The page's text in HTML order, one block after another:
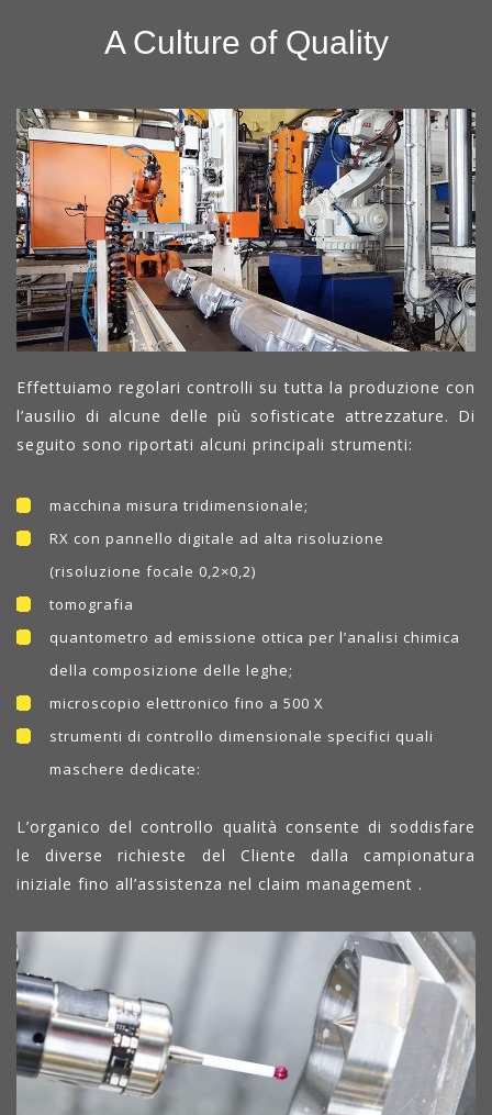
A Culture of Quality
Effettuiamo regolari controlli su tutta la produzione con
l’ausilio di alcune delle più sofisticate attrezzature. Di
seguito sono riportati alcuni principali strumenti:
macchina misura tridimensionale;
RX con pannello digitale ad alta risoluzione
(risoluzione focale 0,2×0,2)
tomografia
quantometro ad emissione ottica per l’analisi chimica
della composizione delle leghe;
microscopio elettronico fino a 500 X
strumenti di controllo dimensionale specifici quali
maschere dedicate:
L’organico del controllo qualità consente di soddisfare
le diverse richieste del Cliente dalla campionatura
iniziale fino all’assistenza nel claim management .